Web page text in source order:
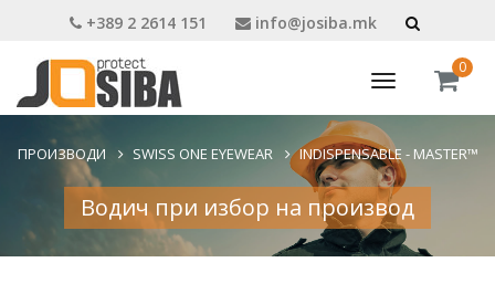
+389 2 2614 151 info@josiba.mk
Toggle
navigation
0
ПРОИЗВОДИ SWISS ONE EYEWEAR INDISPENSABLE - MASTER™
Водич при избор на производ